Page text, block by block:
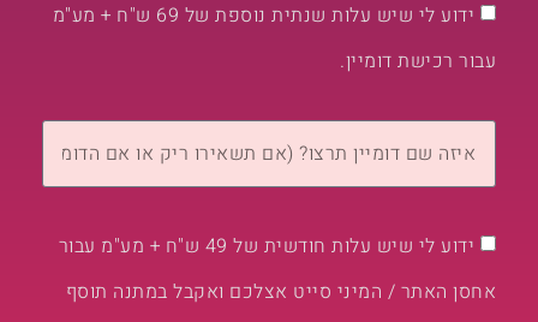
ידוע לי שיש עלות שנתית נוספת של 69 ש"ח + מע"מ
עבור רכישת דומיין.
ידוע לי שיש עלות חודשית של 49 ש"ח + מע"מ עבור
אחסן האתר / המיני סייט אצלכם ואקבל במתנה תוסף